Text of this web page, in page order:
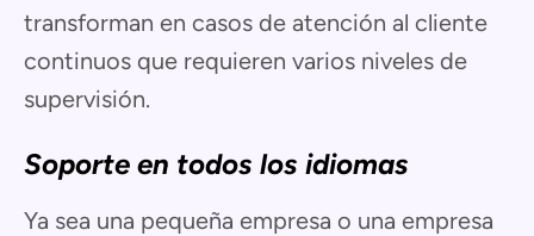
transforman en casos de atención al cliente
continuos que requieren varios niveles de
supervisión.
Soporte en todos los idiomas
Ya sea una pequeña empresa o una empresa